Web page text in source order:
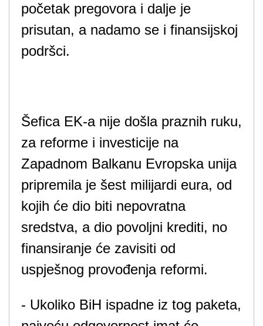
početak pregovora i dalje je
prisutan, a nadamo se i finansijskoj
podršci.
Šefica EK-a nije došla praznih ruku,
za reforme i investicije na
Zapadnom Balkanu Evropska unija
pripremila je šest milijardi eura, od
kojih će dio biti nepovratna
sredstva, a dio povoljni krediti, no
finansiranje će zavisiti od
uspješnog provođenja reformi.
- Ukoliko BiH ispadne iz tog paketa,